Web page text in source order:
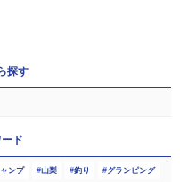
探す
ド
ンプ 山梨 釣り グランピング